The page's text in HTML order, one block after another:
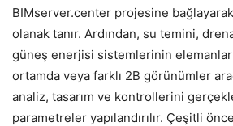
BIMserver.center projesine
olanak tanır. Ardından, su temini,
güneş enerjisi sistemlerinin
ortamda veya farklı 2B görünümler
analiz, tasarım ve kontrollerini
parametreler yapılandırılır. Çeşitli